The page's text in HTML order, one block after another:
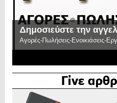
Δημοσιεύστε την
Αγορές-Πωλήσεις-Ενοικιάσεις-